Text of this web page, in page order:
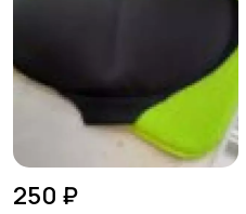
250 ₽